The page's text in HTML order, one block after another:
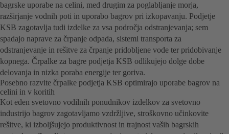
bagrske uporabe na celini, med drugim za poglabljanje morja,
razširjanje vodnih poti in uporabo bagrov pri izkopavanju. Podjetje
KSB zagotavlja tudi izdelke za vsa področja odstranjevanja; sem
spadajo naprave za črpanje odpada, sistemi transporta za
odstranjevanje in rešitve za črpanje pridobljene vode ter pridobivanje
kopnega. Črpalke za bagre podjetja KSB odlikujejo dolge dobe
delovanja in nizka poraba energije ter goriva.
Posebno razvite črpalke podjetja KSB optimirajo uporabe bagrov na
celini in v koritih
Kot eden svetovno vodilnih ponudnikov izdelkov za svetovno
industrijo bagrov zagotavljamo vzdržljive, stroškovno učinkovite
rešitve, ki izboljšujejo produktivnost in trajnost vaših bagrskih